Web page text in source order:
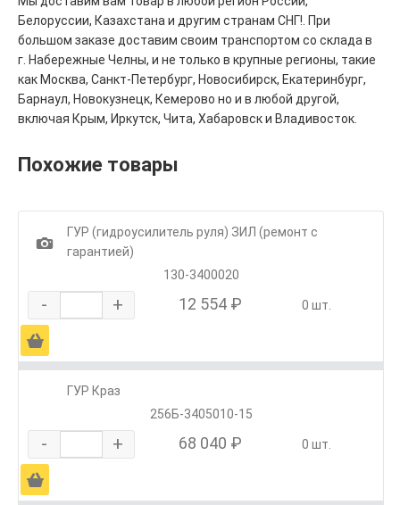
Белоруссии, Казахстана и другим странам СНГ!. При
большом заказе доставим своим транспортом со склада в
г. Набережные Челны, и не только в крупные регионы, такие
как Москва, Санкт-Петербург, Новосибирск, Екатеринбург,
Барнаул, Новокузнецк, Кемерово но и в любой другой,
включая Крым, Иркутск, Чита, Хабаровск и Владивосток.
Похожие товары
1
ГУР (гидроусилитель руля) ЗИЛ (ремонт с
гарантией)
130-3400020
- + 12 554 ₽ 0 шт.
Ä
ГУР Краз
256Б-3405010-15
- + 68 040 ₽ 0 шт.
Ä